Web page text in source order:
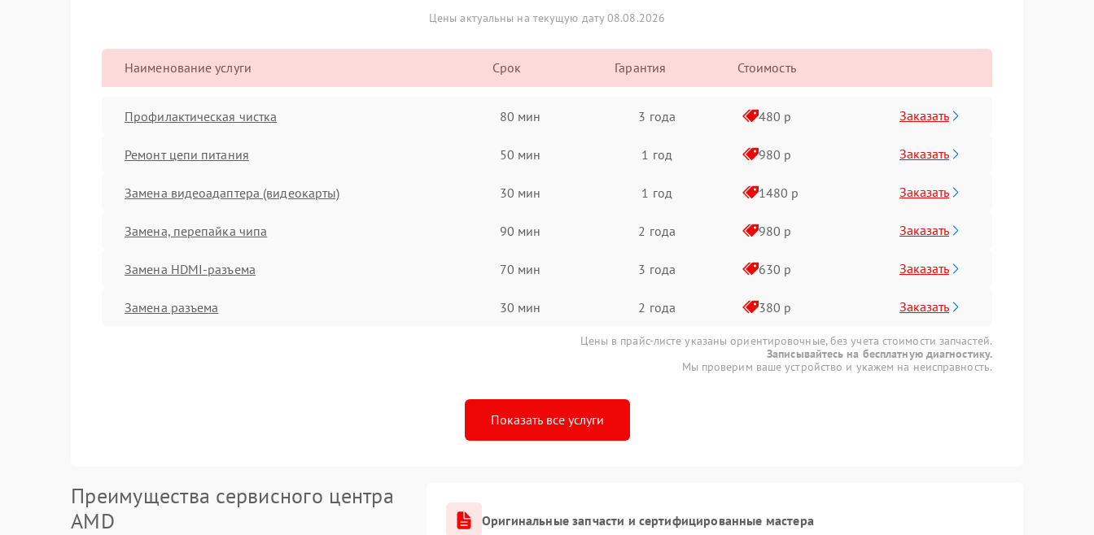
Цены актуальны на текущую дату 08.08.2026
Наименование услуги Срок Гарантия Стоимость
Профилактическая чистка 80 мин 3 года 480 р Заказать
Ремонт цепи питания 50 мин 1 год 980 р Заказать
Замена видеоадаптера (видеокарты) 30 мин 1 год 1480 р Заказать
Замена, перепайка чипа 90 мин 2 года 980 р Заказать
Замена HDMI-разъема 70 мин 3 года 630 р Заказать
Замена разъема 30 мин 2 года 380 р Заказать
Цены в прайс-листе указаны ориентировочные, без учета стоимости запчастей.
Записывайтесь на бесплатную диагностику.
Мы проверим ваше устройство и укажем на неисправность.
Показать все услуги
Преимущества сервисного центра
AMD
Оригинальные запчасти и сертифицированные мастера